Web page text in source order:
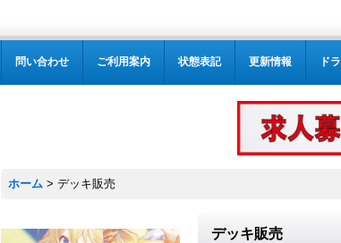
問い合わせ ご利用案内 状態表記 更新情報 ド
ホーム > デッキ販売
デッキ販売